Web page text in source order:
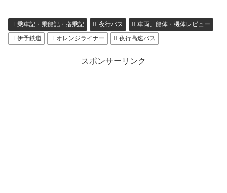
乗車記・乗船記・搭乗記 夜行バス
車両、船体・機体レビュー
伊予鉄道
オレンジライナー 夜行高速バス
スポンサーリンク